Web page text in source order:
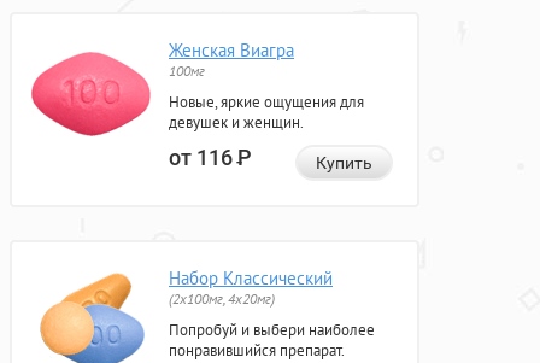
Женская Виагра
100мг
Новые, яркие ощущения для
девушек и женщин.
от 116Р Купить
Набор Классический
(2x100мг, 4x20мг)
Попробуй и выбери наиболее
понравившийся препарат.